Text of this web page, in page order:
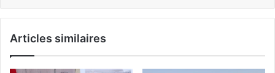
Articles similaires